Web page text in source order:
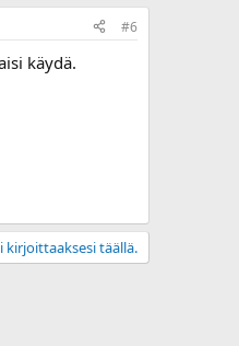
#6
käydä.
kirjoittaaksesi täällä.